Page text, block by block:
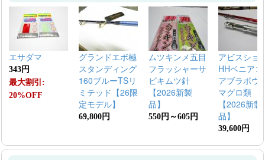
エサダマ
343円
最大割引:
20%OFF
グランドエボ極
スタンディング
160ブルーTSリ
ミテッド【26限
定モデル】
69,800円
ムツキンメ五目
フラッシャーサ
ビキムツ針
【2026新製
品】
550円～605円
アビスショ
HHベニア
アブラボウ
マグロ類
【2026新製
品】
39,600円